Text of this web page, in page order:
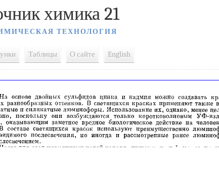
химика 21
ТЕХНОЛОГИЯ
Таблицы О сайте English